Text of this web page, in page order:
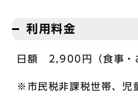
利用料金
日額 2,900円（食事・
※市民税非課税世帯、児